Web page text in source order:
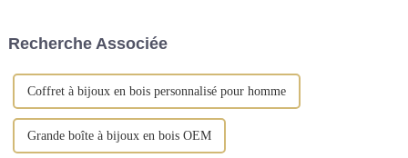
bijoux, ...
Recherche Associée
Coffret à bijoux en bois personnalisé pour homme
Grande boîte à bijoux en bois OEM